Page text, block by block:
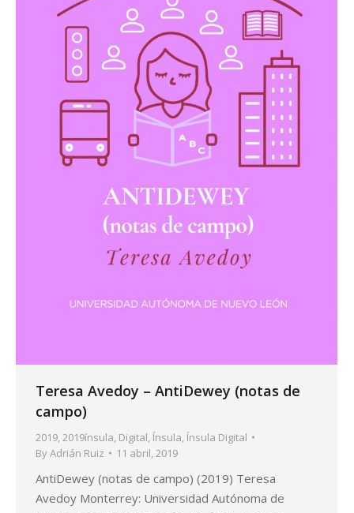
Teresa Avedoy – AntiDewey (notas de
campo)
2019,2019ínsula, Digital, Ínsula, Ínsula Digital
ByAdrián Ruiz 11 abril, 2019
AntiDewey (notas de campo) (2019) Teresa
Avedoy Monterrey: Universidad Autónoma de